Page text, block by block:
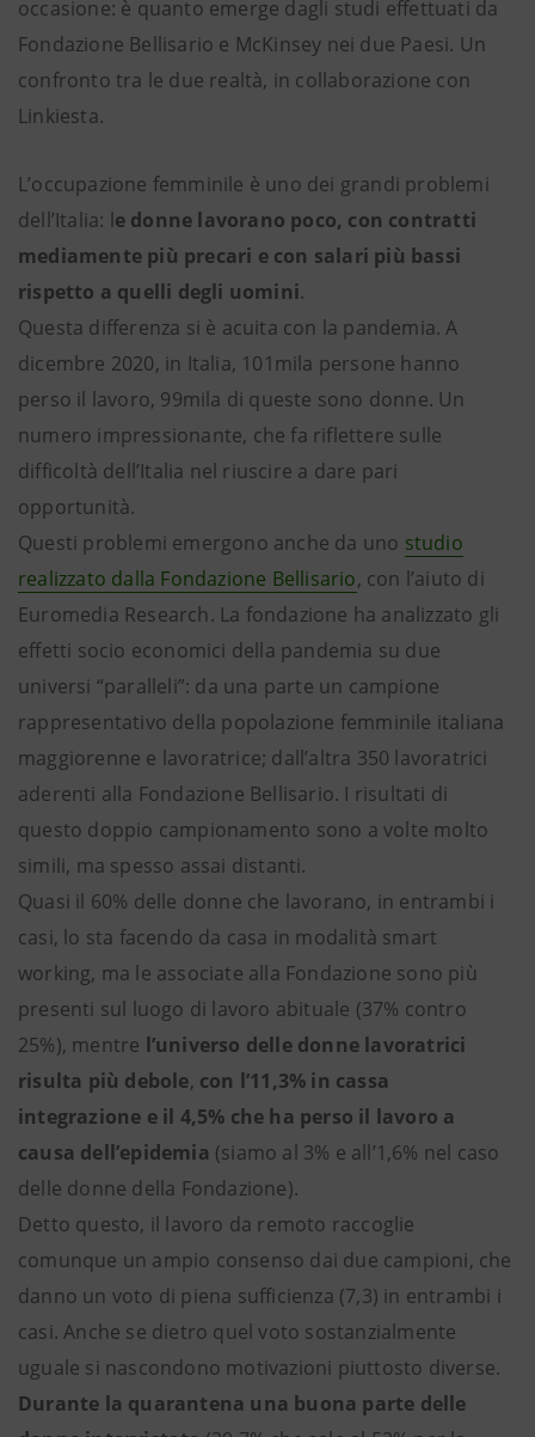
occasione: è quanto emerge dagli studi effettuati da
Fondazione Bellisario e McKinsey nei due Paesi. Un
confronto tra le due realtà, in collaborazione con
Linkiesta.
L’occupazione femminile è uno dei grandi problemi
dell’Italia: le donne lavorano poco, con contratti
mediamente più precari e con salari più bassi
rispetto a quelli degli uomini.
Questa differenza si è acuita con la pandemia. A
dicembre 2020, in Italia, 101mila persone hanno
perso il lavoro, 99mila di queste sono donne. Un
numero impressionante, che fa riflettere sulle
difficoltà dell’Italia nel riuscire a dare pari
opportunità.
Questi problemi emergono anche da uno studio
realizzato dalla Fondazione Bellisario, con l’aiuto di
Euromedia Research. La fondazione ha analizzato gli
effetti socio economici della pandemia su due
universi “paralleli”: da una parte un campione
rappresentativo della popolazione femminile italiana
maggiorenne e lavoratrice; dall’altra 350 lavoratrici
aderenti alla Fondazione Bellisario. I risultati di
questo doppio campionamento sono a volte molto
simili, ma spesso assai distanti.
Quasi il 60% delle donne che lavorano, in entrambi i
casi, lo sta facendo da casa in modalità smart
working, ma le associate alla Fondazione sono più
presenti sul luogo di lavoro abituale (37% contro
25%), mentre l’universo delle donne lavoratrici
risulta più debole, con l’11,3% in cassa
integrazione e il 4,5% che ha perso il lavoro a
causa dell’epidemia (siamo al 3% e all’1,6% nel caso
delle donne della Fondazione).
Detto questo, il lavoro da remoto raccoglie
comunque un ampio consenso dai due campioni, che
danno un voto di piena sufficienza (7,3) in entrambi i
casi. Anche se dietro quel voto sostanzialmente
uguale si nascondono motivazioni piuttosto diverse.
Durante la quarantena una buona parte delle